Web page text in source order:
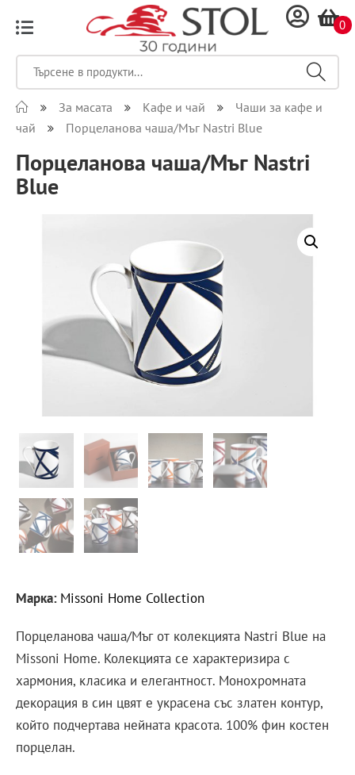
0
За масата Кафе и чай
Чаши за кафе и
чай
Порцеланова чаша/Мъг Nastri Blue
Порцеланова чаша/Мъг Nastri
Blue
Марка: Missoni Home Collection
Порцеланова чаша/Мъг от колекцията Nastri Blue на
Missoni Home. Колекцията се характеризира с
хармония, класика и елегантност. Монохромната
декорация в син цвят е украсена със златен контур,
който подчертава нейната красота. 100% фин костен
порцелан.